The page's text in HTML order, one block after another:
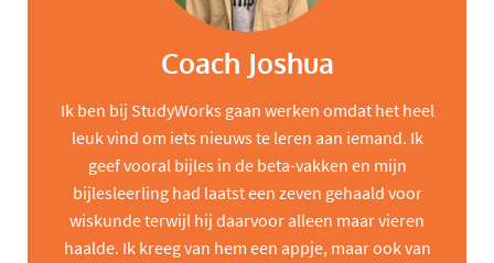
Coach Joshua
Ik ben bij StudyWorks gaan werken omdat het heel
leuk vind om iets nieuws te leren aan iemand. Ik
geef vooral bijles in de beta-vakken en mijn
bijlesleerling had laatst een zeven gehaald voor
wiskunde terwijl hij daarvoor alleen maar vieren
haalde. Ik kreeg van hem een appje, maar ook van